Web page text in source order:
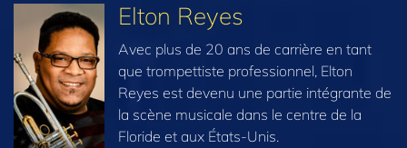
Elton Reyes
Avec plus de 20 ans de carrière en tant
que trompettiste professionnel, Elton
Reyes est devenu une partie intégrante de
la scène musicale dans le centre de la
Floride et aux États-Unis.